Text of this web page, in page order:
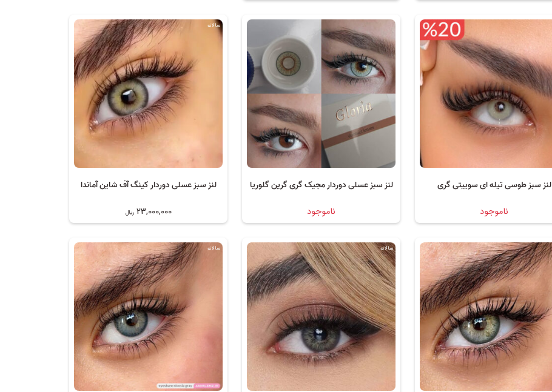
لنز سبز طوسی تیله ای سوییتی گری
ناموجود
لنز سبز عسلی دوردار مجیک گری گرین گلوریا
ناموجود
لنز سبز عسلی دوردار کینگ آف شاین آماندا
23,000,000 ریال
سالانه
سالانه سالانه